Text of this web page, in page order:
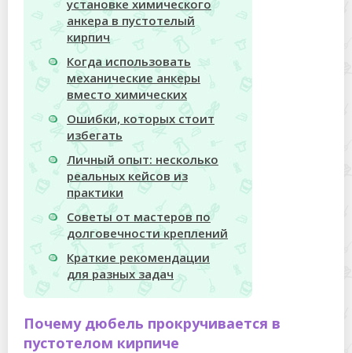
установке химического
анкера в пустотелый
кирпич
Когда использовать
механические анкеры
вместо химических
Ошибки, которых стоит
избегать
Личный опыт: несколько
реальных кейсов из
практики
Советы от мастеров по
долговечности креплений
Краткие рекомендации
для разных задач
Почему дюбель прокручивается в
пустотелом кирпиче